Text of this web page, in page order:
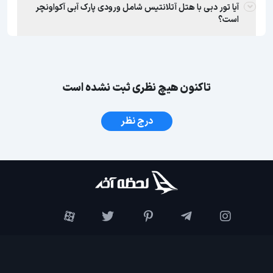
آیا تور دبی با هتل آتلانتیس شامل ورودی پارک آبی آکواونچر
است؟
تاکنون هیچ نظری ثبت نشده است
درج نظر